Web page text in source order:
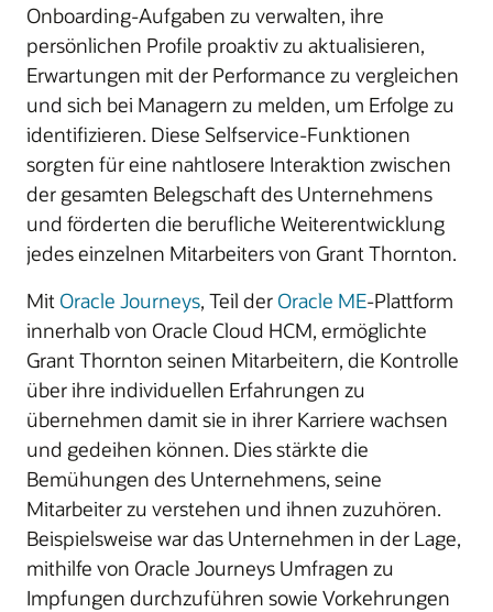
Onboarding-Aufgaben zu verwalten, ihre
persönlichen Profile proaktiv zu aktualisieren,
Erwartungen mit der Performance zu vergleichen
und sich bei Managern zu melden, um Erfolge zu
identifizieren. Diese Selfservice-Funktionen
sorgten für eine nahtlosere Interaktion zwischen
der gesamten Belegschaft des Unternehmens
und förderten die berufliche Weiterentwicklung
jedes einzelnen Mitarbeiters von Grant Thornton.
Mit Oracle Journeys, Teil der Oracle ME-Plattform
innerhalb von Oracle Cloud HCM, ermöglichte
Grant Thornton seinen Mitarbeitern, die Kontrolle
über ihre individuellen Erfahrungen zu
übernehmen damit sie in ihrer Karriere wachsen
und gedeihen können. Dies stärkte die
Bemühungen des Unternehmens, seine
Mitarbeiter zu verstehen und ihnen zuzuhören.
Beispielsweise war das Unternehmen in der Lage,
mithilfe von Oracle Journeys Umfragen zu
Impfungen durchzuführen sowie Vorkehrungen